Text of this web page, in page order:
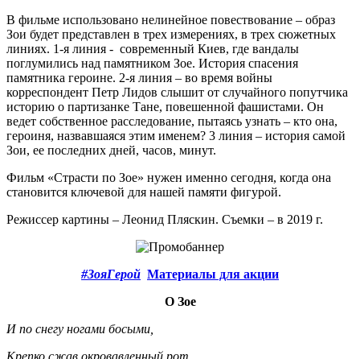
В фильме использовано нелинейное повествование – образ
Зои будет представлен в трех измерениях, в трех сюжетных
линиях. 1-я линия - современный Киев, где вандалы
поглумились над памятником Зое. История спасения
памятника героине. 2-я линия – во время войны
корреспондент Петр Лидов слышит от случайного попутчика
историю о партизанке Тане, повешенной фашистами. Он
ведет собственное расследование, пытаясь узнать – кто она,
героиня, назвавшаяся этим именем? 3 линия – история самой
Зои, ее последних дней, часов, минут.
Фильм «Страсти по Зое» нужен именно сегодня, когда она
становится ключевой для нашей памяти фигурой.
Режиссер картины – Леонид Пляскин. Съемки – в 2019 г.
#ЗояГерой Материалы для акции
О Зое
И по снегу ногами босыми,
Крепко сжав окровавленный рот,